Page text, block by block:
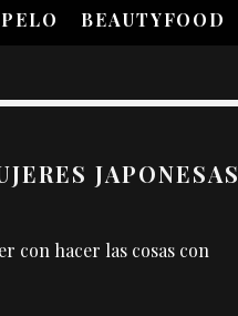
PELO BEAUTYFOOD
JAPONESAS
con hacer las cosas con